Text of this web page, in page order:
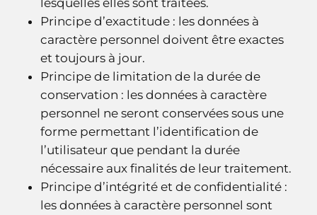
Principe d’exactitude : les données à
caractère personnel doivent être exactes
et toujours à jour.
Principe de limitation de la durée de
conservation : les données à caractère
personnel ne seront conservées sous une
forme permettant l’identification de
l’utilisateur que pendant la durée
nécessaire aux finalités de leur traitement.
Principe d’intégrité et de confidentialité :
les données à caractère personnel sont